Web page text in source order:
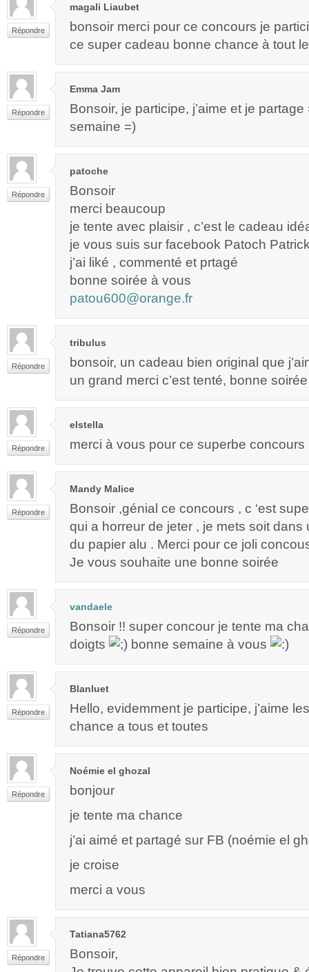
Répondre
magali Liaubet
bonsoir merci pour ce concours je
ce super cadeau bonne chance à tout
Répondre
Emma Jam
Bonsoir, je participe, j’aime et je
semaine =)
Répondre
patoche
Bonsoir
merci beaucoup
je tente avec plaisir , c’est le cadeau
je vous suis sur facebook Patoch
j’ai liké , commenté et prtagé
bonne soirée à vous
patou600@orange.fr
Répondre
tribulus
bonsoir, un cadeau bien original que
un grand merci c’est tenté, bonne soirée
Répondre
elstella
merci à vous pour ce superbe concours
Répondre
Mandy Malice
Bonsoir ,génial ce concours , c ‘est
qui a horreur de jeter , je mets soit dans
du papier alu . Merci pour ce joli
Je vous souhaite une bonne soirée
Répondre
vandaele
Bonsoir !! super concour je tente ma
doigts
bonne semaine à vous
Répondre
Blanluet
Hello, evidemment je participe, j’aime
chance a tous et toutes
Répondre
Noémie el ghozal
bonjour
je tente ma chance
j’ai aimé et partagé sur FB (noémie el
je croise
merci a vous
Répondre
Tatiana5762
Bonsoir,